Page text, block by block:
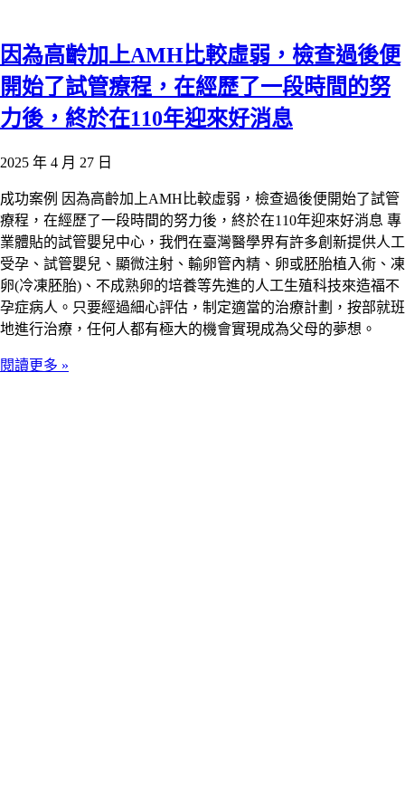
因為高齡加上AMH比較虛弱，檢查過後便
開始了試管療程，在經歷了一段時間的努
力後，終於在110年迎來好消息
2025 年 4 月 27 日
成功案例 因為高齡加上AMH比較虛弱，檢查過後便開始了試管
療程，在經歷了一段時間的努力後，終於在110年迎來好消息 專
業體貼的試管嬰兒中心，我們在臺灣醫學界有許多創新提供人工
受孕、試管嬰兒、顯微注射、輸卵管內精、卵或胚胎植入術、凍
卵(冷凍胚胎)、不成熟卵的培養等先進的人工生殖科技來造福不
孕症病人。只要經過細心評估，制定適當的治療計劃，按部就班
地進行治療，任何人都有極大的機會實現成為父母的夢想。
閱讀更多 »